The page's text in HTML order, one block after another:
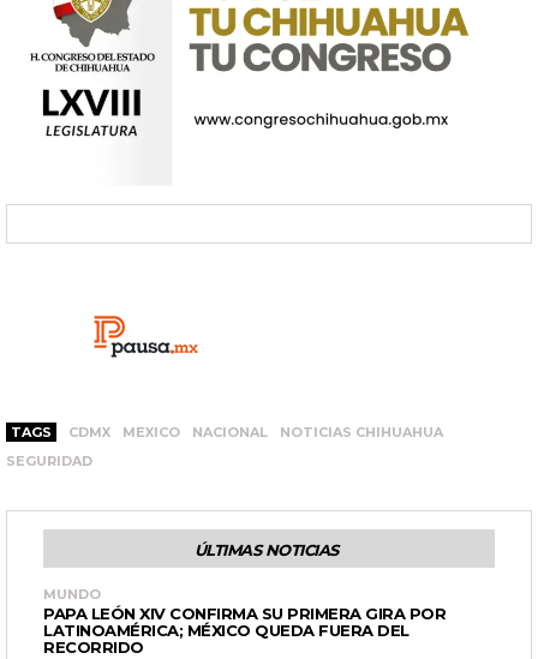
TAGS CDMX MEXICO NACIONAL
NOTICIAS CHIHUAHUA
SEGURIDAD
ÚLTIMAS NOTICIAS
MUNDO
PAPA LEÓN XIV CONFIRMA SU PRIMERA GIRA POR
LATINOAMÉRICA; MÉXICO QUEDA FUERA DEL
RECORRIDO